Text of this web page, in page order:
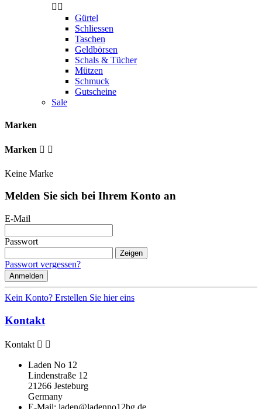
 
Gürtel
Schliessen
Taschen
Geldbörsen
Schals & Tücher
Mützen
Schmuck
Gutscheine
Sale
Marken
Marken  
Keine Marke
Melden Sie sich bei Ihrem Konto an
E-Mail
Passwort
Zeigen
Passwort vergessen?
Anmelden
Kein Konto? Erstellen Sie hier eins
Kontakt
Kontakt  
Laden No 12
Lindenstraße 12
21266 Jesteburg
Germany